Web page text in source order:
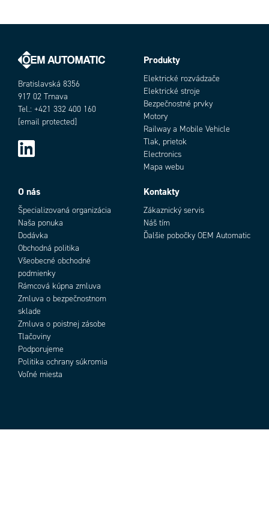
Bratislavská 8356
917 02 Trnava
Tel.: +421 332 400 160
[email protected]
Produkty
Elektrické rozvádzače
Elektrické stroje
Bezpečnostné prvky
Motory
Railway a Mobile Vehicle
Tlak, prietok
Electronics
Mapa webu
O nás
Špecializovaná organizácia
Naša ponuka
Dodávka
Obchodná politika
Všeobecné obchodné
podmienky
Rámcová kúpna zmluva
Zmluva o bezpečnostnom
sklade
Zmluva o poistnej zásobe
Tlačoviny
Podporujeme
Politika ochrany súkromia
Voľné miesta
Kontakty
Zákaznický servis
Náš tím
Ďalšie pobočky OEM Automatic